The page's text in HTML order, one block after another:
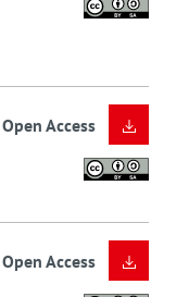
Open Access
Open Access